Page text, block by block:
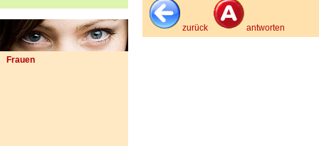
Frauen
zurück antworten